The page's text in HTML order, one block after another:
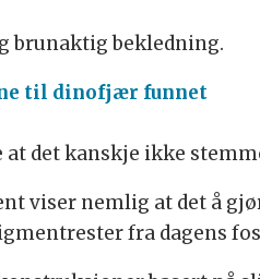
brunaktig bekledning.
til dinofjær funnet
at det kanskje ikke
viser nemlig at det å
fra dagens